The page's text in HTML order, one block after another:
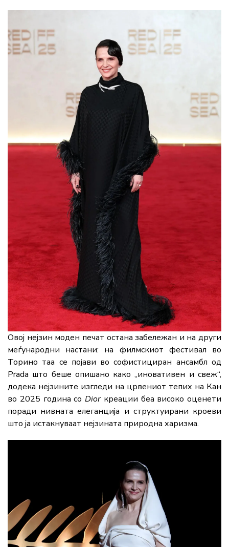
Овој нејзин моден печат остана забележан и на други
меѓународни настани: на филмскиот фестивал во
Торино таа се појави во софистициран ансамбл од
Prada што беше опишано како „иновативен и свеж“,
додека нејзините изгледи на црвениот тепих на Кан
во 2025 година со Dior креации беа високо оценети
поради нивната елеганција и структуирани кроеви
што ја истакнуваат нејзината природна харизма.